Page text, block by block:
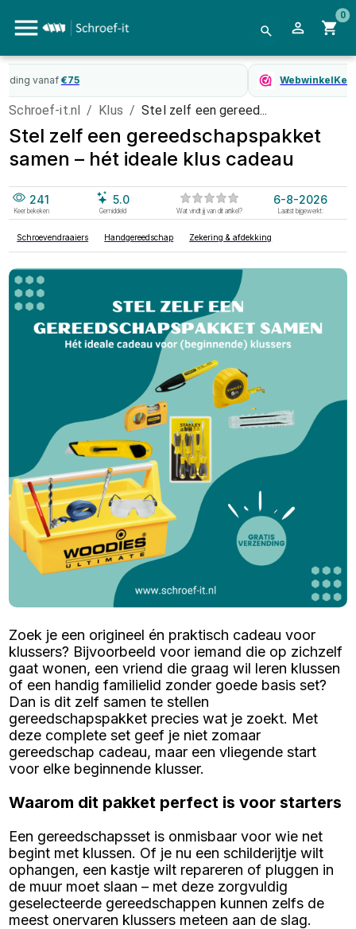
0
WebwinkelKeur
Schroef-it.nl / Klus / Stel zelf een gereed...
Stel zelf een gereedschapspakket
samen – hét ideale klus cadeau
241
Keer bekeken
5.0
Gemiddeld Wat vindt jij van dit artikel?
6-8-2026
Laatst bijgewerkt:
Schroevendraaiers Handgereedschap Zekering & afdekking
Zoek je een origineel én praktisch cadeau voor
klussers? Bijvoorbeeld voor iemand die op zichzelf
gaat wonen, een vriend die graag wil leren klussen
of een handig familielid zonder goede basis set?
Dan is dit zelf samen te stellen
gereedschapspakket precies wat je zoekt. Met
deze complete set geef je niet zomaar
gereedschap cadeau, maar een vliegende start
voor elke beginnende klusser.
Waarom dit pakket perfect is voor starters
Een gereedschapsset is onmisbaar voor wie net
begint met klussen. Of je nu een schilderijtje wilt
ophangen, een kastje wilt repareren of pluggen in
de muur moet slaan – met deze zorgvuldig
geselecteerde gereedschappen kunnen zelfs de
meest onervaren klussers meteen aan de slag.